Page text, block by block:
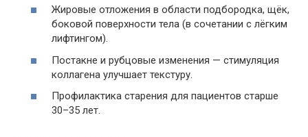
Жировые отложения в области подбородка, щёк,
боковой поверхности тела (в сочетании с лёгким
лифтингом).
Постакне и рубцовые изменения — стимуляция
коллагена улучшает текстуру.
Профилактика старения для пациентов старше
30–35 лет.